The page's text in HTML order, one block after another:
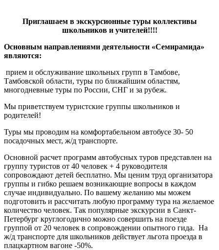
Приглашаем в экскурсионные туры коллективы
школьников и учителей!!!!
Основным направлениями деятельности «Семирамида»
являются:
прием и обслуживание школьных групп в Тамбове,
Тамбовской области, туры по ближайшим областям,
многодневные туры по России, СНГ и за рубеж.
Мы приветствуем туристские группы школьников и
родителей!
Туры мы проводим на комфортабельном автобусе 30- 50
посадочных мест, ж/д транспорте.
Основной расчет программ автобусных туров представлен на
группу туристов от 40 человек + 4 руководителя
сопровождают детей бесплатно. Мы ценим труд организатора
группы и гибко решаем возникающие вопросы в каждом
случае индивидуально. По вашему желанию мы можем
подготовить и рассчитать любую программу тура на желаемое
количество человек. Так популярные экскурсии в Санкт-
Петербург круглогодично можно совершить на поезде
группой от 20 человек в сопровождении опытного гида. На
ж/д транспорте для школьников действует льгота проезда в
плацкартном вагоне -50%.